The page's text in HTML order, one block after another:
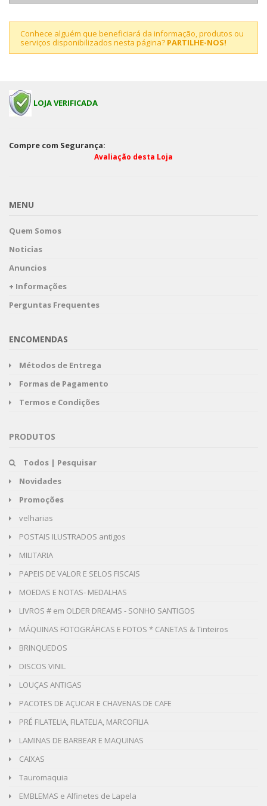
Conhece alguém que beneficiará da informação, produtos ou
serviços disponibilizados nesta página? PARTILHE-NOS!
LOJA VERIFICADA
Compre com Segurança:
Avaliação desta Loja
MENU
Quem Somos
Noticias
Anuncios
+ Informações
Perguntas Frequentes
ENCOMENDAS
Métodos de Entrega
Formas de Pagamento
Termos e Condições
PRODUTOS
Todos | Pesquisar
Novidades
Promoções
velharias
POSTAIS ILUSTRADOS antigos
MILITARIA
PAPEIS DE VALOR E SELOS FISCAIS
MOEDAS E NOTAS- MEDALHAS
LIVROS # em OLDER DREAMS - SONHO SANTIGOS
MÁQUINAS FOTOGRÁFICAS E FOTOS * CANETAS & Tinteiros
BRINQUEDOS
DISCOS VINIL
LOUÇAS ANTIGAS
PACOTES DE AÇUCAR E CHAVENAS DE CAFE
PRÉ FILATELIA, FILATELIA, MARCOFILIA
LAMINAS DE BARBEAR E MAQUINAS
CAIXAS
Tauromaquia
EMBLEMAS e Alfinetes de Lapela